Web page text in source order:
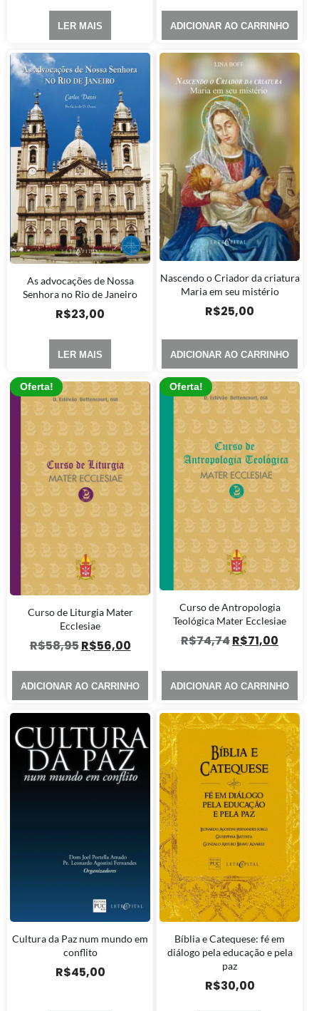
LER MAIS ADICIONAR AO CARRINHO
As advocações de Nossa
Senhora no Rio de Janeiro
R$23,00
LER MAIS
Nascendo o Criador da criatura
Maria em seu mistério
R$25,00
ADICIONAR AO CARRINHO
Oferta!
Curso de Liturgia Mater
Ecclesiae
R$58,95R$56,00
ADICIONAR AO CARRINHO
Oferta!
Curso de Antropologia
Teológica Mater Ecclesiae
R$74,74R$71,00
ADICIONAR AO CARRINHO
Cultura da Paz num mundo em
conflito
R$45,00
Bíblia e Catequese: fé em
diálogo pela educação e pela
paz
R$30,00